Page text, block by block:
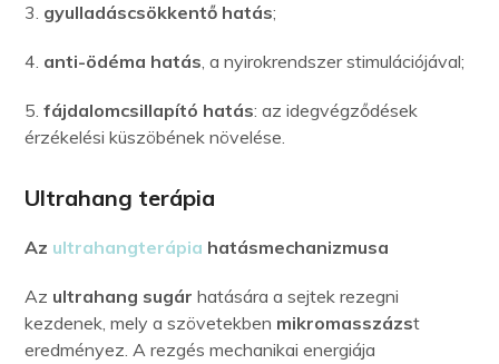
3. gyulladáscsökkentő hatás;
4. anti-ödéma hatás, a nyirokrendszer stimulációjával;
5.fájdalomcsillapító hatás: az idegvégződések
érzékelési küszöbének növelése.
Ultrahang terápia
Az ultrahangterápia hatásmechanizmusa
Az ultrahang sugár hatására a sejtek rezegni
kezdenek, mely a szövetekben mikromasszázst
eredményez. A rezgés mechanikai energiája